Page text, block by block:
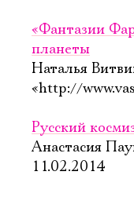
«Фантазии
планеты
Наталья
«http://
Русский
Анастасия
11.02.2014